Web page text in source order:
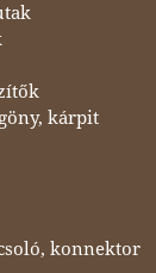
kárpit
konnektor